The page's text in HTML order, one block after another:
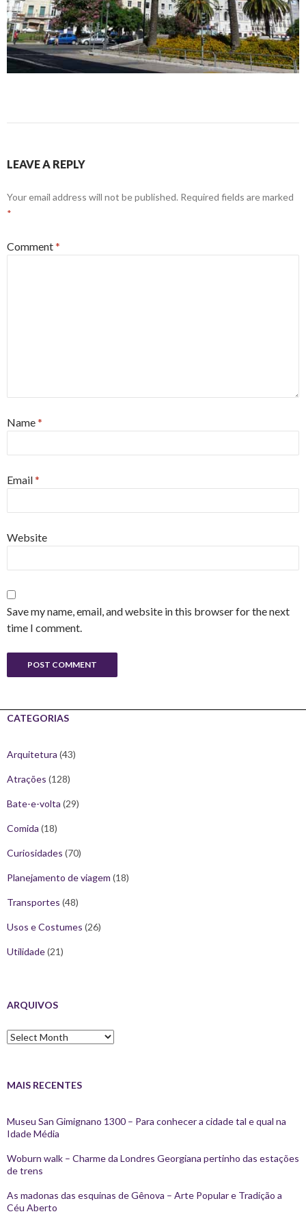
LEAVE A REPLY
Your email address will not be published. Required fields are marked
*
Comment*
Name*
Email*
Website
Save my name, email, and website in this browser for the next
time I comment.
CATEGORIAS
Arquitetura (43)
Atrações (128)
Bate-e-volta (29)
Comida (18)
Curiosidades (70)
Planejamento de viagem (18)
Transportes (48)
Usos e Costumes (26)
Utilidade(21)
ARQUIVOS
Arquivos
MAIS RECENTES
Museu San Gimignano 1300 – Para conhecer a cidade tal e qual na
Idade Média
Woburn walk – Charme da Londres Georgiana pertinho das estações
de trens
As madonas das esquinas de Gênova – Arte Popular e Tradição a
Céu Aberto